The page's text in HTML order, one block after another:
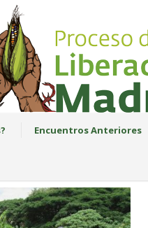
Encuentros Anteriores